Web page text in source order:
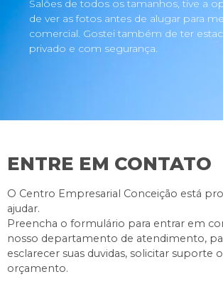
Salões de todos os tamanhos, tive a
de ver as fotos antes de alugar para
comercial. Gostei também de ter
privado e com segurança.
ENTRE EM CONTATO
O Centro Empresarial Conceição está
ajudar.
Preencha o formulário para entrar em
nosso departamento de atendimento,
esclarecer suas duvidas, solicitar suporte
orçamento.